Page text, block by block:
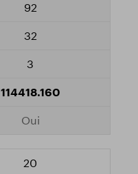
92
32
3
114418.160
Oui
20